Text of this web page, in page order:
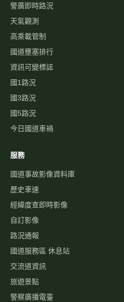
警廣即時路況
天氣觀測
高乘載管制
國道壅塞排行
資訊可變標誌
國1路況
國3路況
國5路況
今日國道車禍
服務
國道事故影像資料庫
歷史車速
經緯度查即時影像
自訂影像
路況通報
國道服務區 休息站
交流道資訊
旅遊景點
警察廣播電臺